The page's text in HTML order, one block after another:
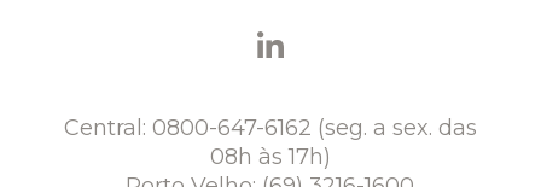
Central: 0800-647-6162 (seg. a sex. das
08h às 17h)